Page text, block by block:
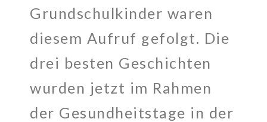
Grundschulkinder waren
diesem Aufruf gefolgt. Die
drei besten Geschichten
wurden jetzt im Rahmen
der Gesundheitstage in der